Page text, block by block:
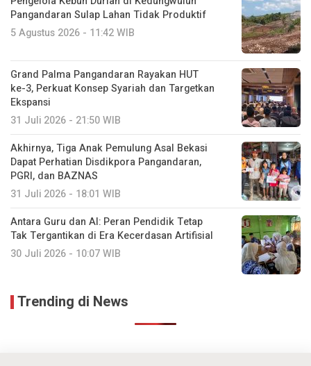
Pangandaran Sulap Lahan Tidak Produktif ‎
5 Agustus 2026 - 11:42 WIB
Grand Palma Pangandaran Rayakan HUT
ke-3, Perkuat Konsep Syariah dan Targetkan
Ekspansi
31 Juli 2026 - 21:50 WIB
Akhirnya, Tiga Anak Pemulung Asal Bekasi
Dapat Perhatian Disdikpora Pangandaran,
PGRI, dan BAZNAS
31 Juli 2026 - 18:01 WIB
Antara Guru dan AI: Peran Pendidik Tetap
Tak Tergantikan di Era Kecerdasan Artifisial
30 Juli 2026 - 10:07 WIB
Trending di News